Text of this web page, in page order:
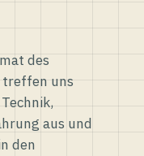
des
uns
aus und
den